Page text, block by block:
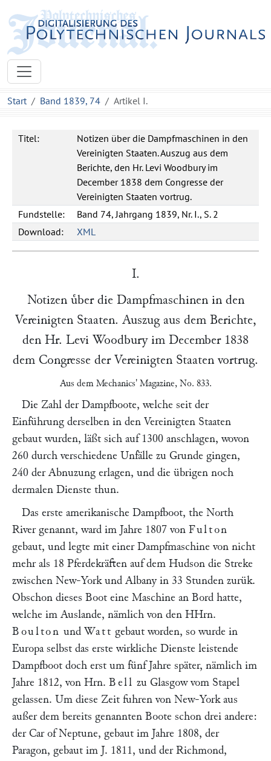
Start Band 1839, 74 Artikel I.
Titel:
Notizen über die Dampfmaschinen in den
Vereinigten Staaten. Auszug aus dem
Berichte, den Hr. Levi Woodbury im
December 1838 dem Congresse der
Vereinigten Staaten vortrug.
Fundstelle:
Band 74, Jahrgang 1839, Nr. I., S. 2
Download:
XML
I.
Notizen uͤber die Dampfmaschinen in den
Vereinigten Staaten. Auszug aus dem Berichte,
den Hr. Levi Woodburyim December 1838
dem Congresse der Vereinigten Staaten vortrug.
Aus dem Mechanics' Magazine, No. 833.
Die Zahl der Dampfboote, welche seit der
Einführung derselben in den Vereinigten Staaten
gebaut wurden, läßt sich auf 1300 anschlagen, wovon
260 durch verschiedene Unfälle zu Grunde gingen,
240 der Abnuzung erlagen, und die übrigen noch
dermalen Dienste thun.
Das erste amerikanische Dampfboot, the North
River genannt, ward im Jahre 1807 von Fulton
gebaut, und legte mit einer Dampfmaschine von nicht
mehr als 18 Pferdekräften auf dem Hudson die Streke
zwischen New-York und Albany in 33 Stunden zurük.
Obschon dieses Boot eine Maschine an Bord hatte,
welche im Auslande, nämlich von den HHrn.
Boulton und Watt gebaut worden, so wurde in
Europa selbst das erste wirkliche Dienste leistende
Dampfboot doch erst um fünf Jahre später, nämlich im
Jahre 1812, von Hrn. Bell zu Glasgow vom Stapel
gelassen. Um diese Zeit fuhren von New-York aus
außer dem bereits genannten Boote schon drei andere:
der Car of Neptune, gebaut im Jahre 1808, der
Paragon, gebaut im J. 1811, und der Richmond,